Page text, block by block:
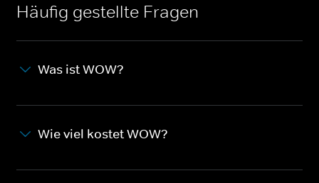
Häufig gestellte Fragen
Was ist WOW?
Wie viel kostet WOW?